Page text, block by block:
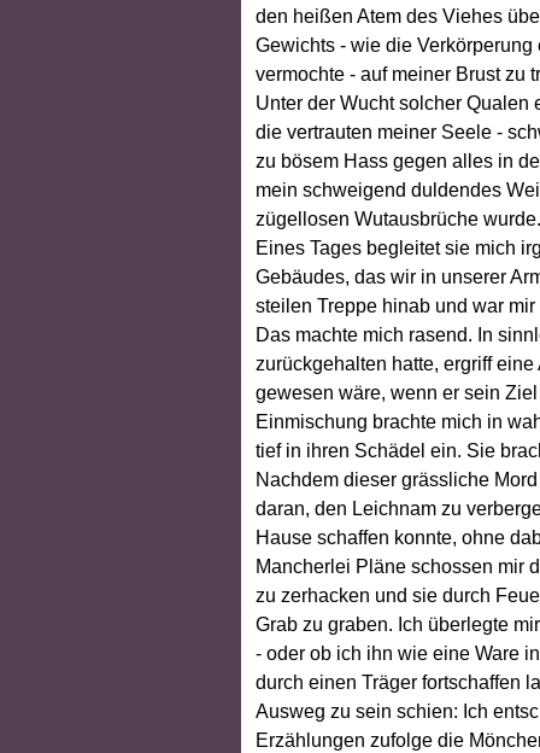
den heißen Atem des Viehes
Gewichts - wie die
vermochte - auf meiner Brust zu
Unter der Wucht solcher Qualen
die vertrauten meiner Seele -
zu bösem Hass gegen alles in
mein schweigend duldendes
zügellosen Wutausbrüche wurde.
Eines Tages begleitet sie mich
Gebäudes, das wir in unserer
steilen Treppe hinab und war
Das machte mich rasend. In
zurückgehalten hatte, ergriff
gewesen wäre, wenn er sein
Einmischung brachte mich in
tief in ihren Schädel ein. Sie
Nachdem dieser grässliche
daran, den Leichnam zu
Hause schaffen konnte, ohne
Mancherlei Pläne schossen mir
zu zerhacken und sie durch
Grab zu graben. Ich überlegte
- oder ob ich ihn wie eine Ware
durch einen Träger fortschaffen
Ausweg zu sein schien: Ich
Erzählungen zufolge die